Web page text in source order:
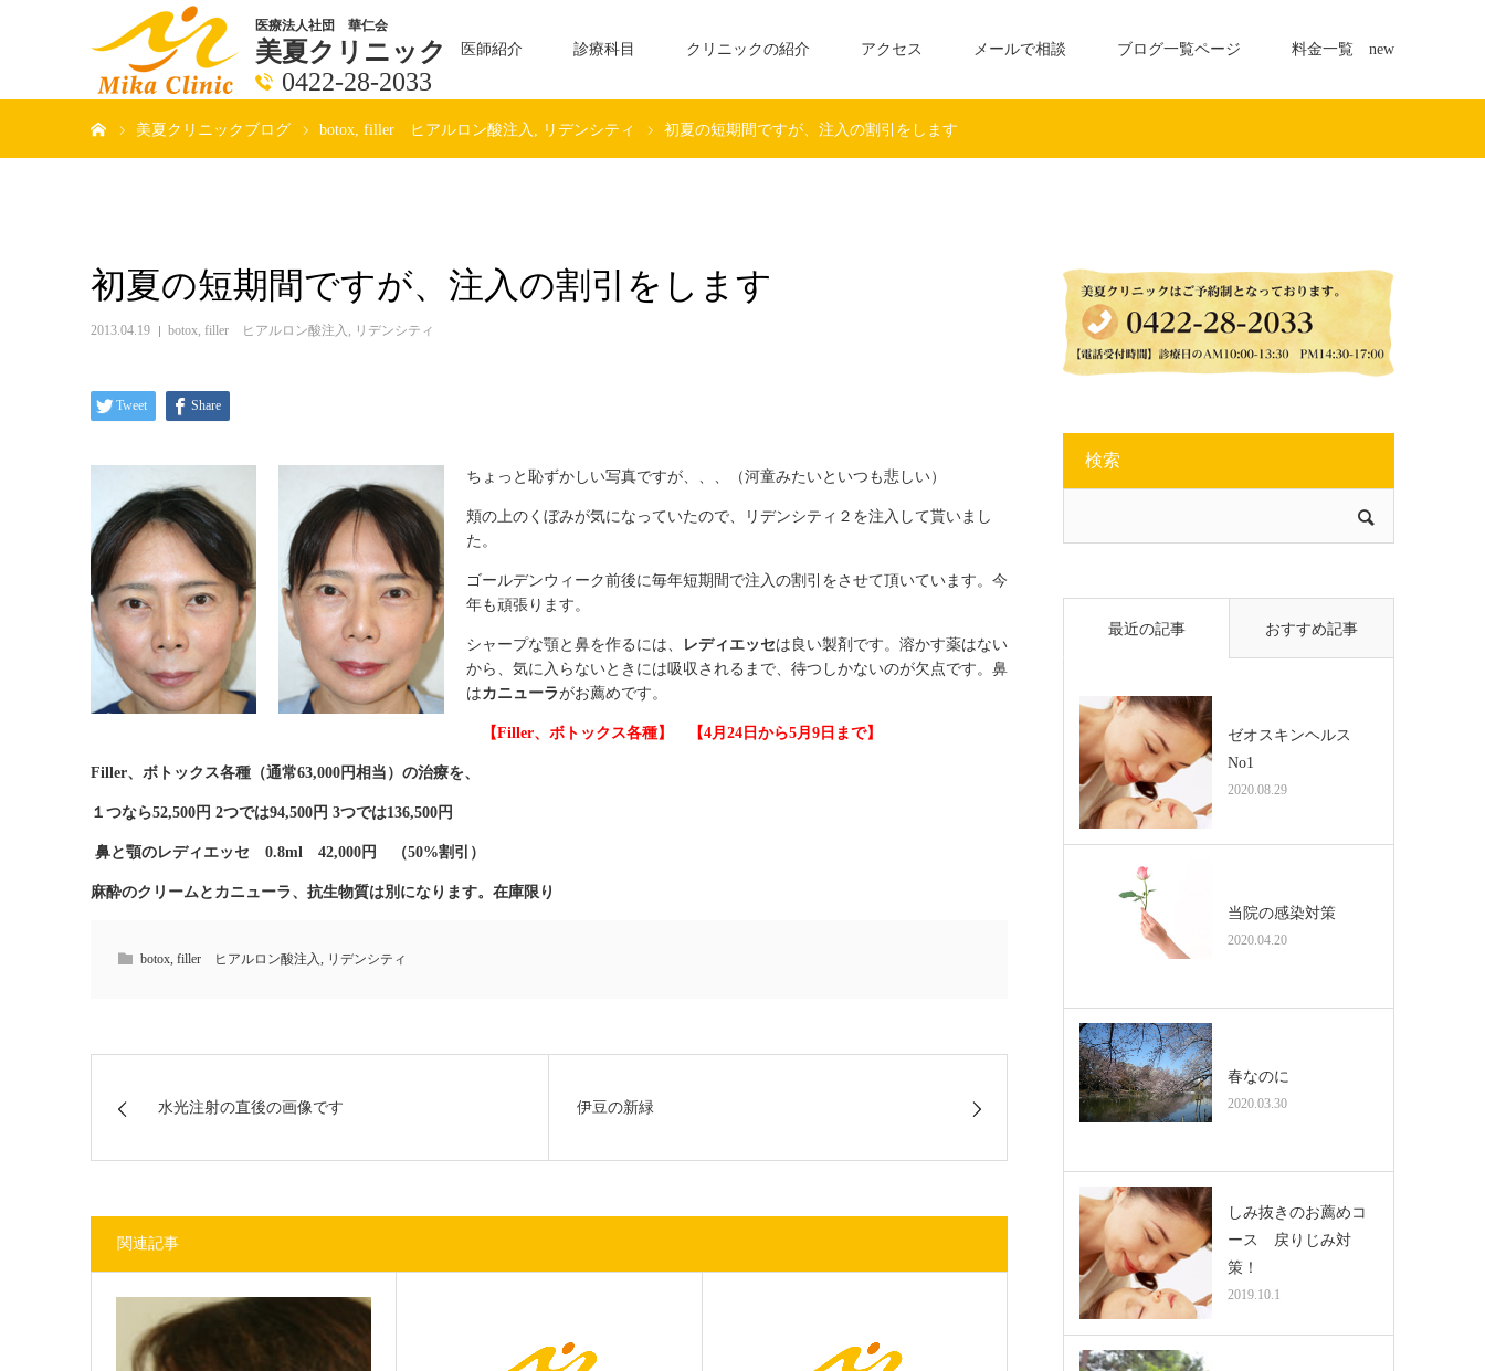
医療法人社団 華仁会
美夏クリニック
0422-28-2033
医師紹介 診療科目 クリニックの紹介 アクセス メールで相談 ブログ一覧ページ 料金一覧 new
美夏クリニックブログ botox filler ヒアルロン酸注入 リデンシティ 初夏の短期間ですが、注入の割引をします
初夏の短期間ですが、注入の割引をします
2013.04.19 botox, filler ヒアルロン酸注入 , リデンシティ
Tweet Share
ちょっと恥ずかしい写真ですが、、、（河童みたいといつも悲しい）
頬の上のくぼみが気になっていたので、リデンシティ２を注入して貰いまし
た。
ゴールデンウィーク前後に毎年短期間で注入の割引をさせて頂いています。今
年も頑張ります。
シャープな顎と鼻を作るには、 レディエッセは良い製剤です。溶かす薬はない
から、気に入らないときには吸収されるまで、待つしかないのが欠点です。鼻
はカニューラがお薦めです。
【Filler、ボトックス各種】 【4月24日から5月9日まで】
Filler、ボトックス各種（通常63,000円相当）の治療を、
１つなら52,500円 2つでは94,500円 3つでは136,500円
鼻と顎のレディエッセ 0.8ml 42,000円 （50%割引）
麻酔のクリームとカニューラ、抗生物質は別になります。在庫限り
botox, filler ヒアルロン酸注入, リデンシティ
水光注射の直後の画像です 伊豆の新緑
関連記事
検索
最近の記事 おすすめ記事
ゼオスキンヘルス
No1
2020.08.29
当院の感染対策
2020.04.20
春なのに
2020.03.30
しみ抜きのお薦めコ
ース 戻りじみ対
策！
2019.10.1